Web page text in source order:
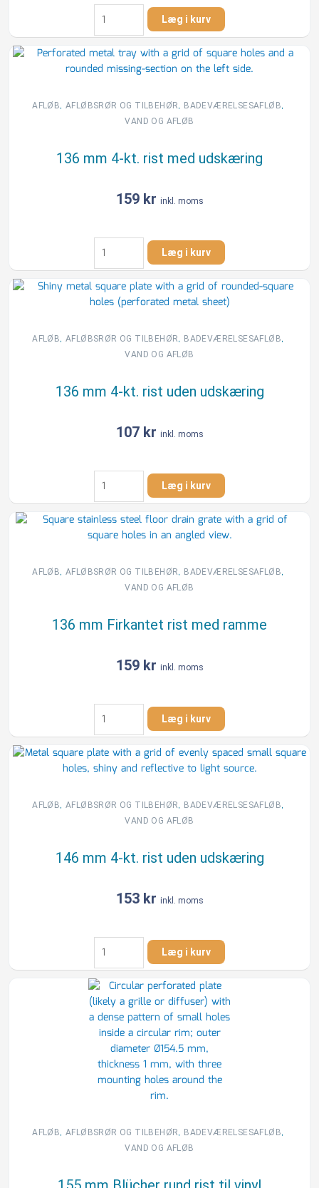
136
mm
4-
kt.
rist
ramme
antal
Læg i kurv
AFLØB, AFLØBSRØR OG TILBEHØR, BADEVÆRELSESAFLØB,
VAND OG AFLØB
136 mm 4-kt. rist med udskæring
159 kr inkl. moms
136
mm
4-
kt.
rist
udskæring
Læg i kurv
AFLØB, AFLØBSRØR OG TILBEHØR, BADEVÆRELSESAFLØB,
VAND OG AFLØB
136 mm 4-kt. rist uden udskæring
107 kr inkl. moms
136
mm
4-
kt.
rist
udskæring
Læg i kurv
AFLØB, AFLØBSRØR OG TILBEHØR, BADEVÆRELSESAFLØB,
VAND OG AFLØB
136 mm Firkantet rist med ramme
159 kr inkl. moms
136
mm
Firkantet
rist
med
antal
Læg i kurv
AFLØB, AFLØBSRØR OG TILBEHØR, BADEVÆRELSESAFLØB,
VAND OG AFLØB
146 mm 4-kt. rist uden udskæring
153 kr inkl. moms
146
mm
4-
kt.
rist
uden
udskæring
antal
Læg i kurv
AFLØB, AFLØBSRØR OG TILBEHØR, BADEVÆRELSESAFLØB,
VAND OG AFLØB